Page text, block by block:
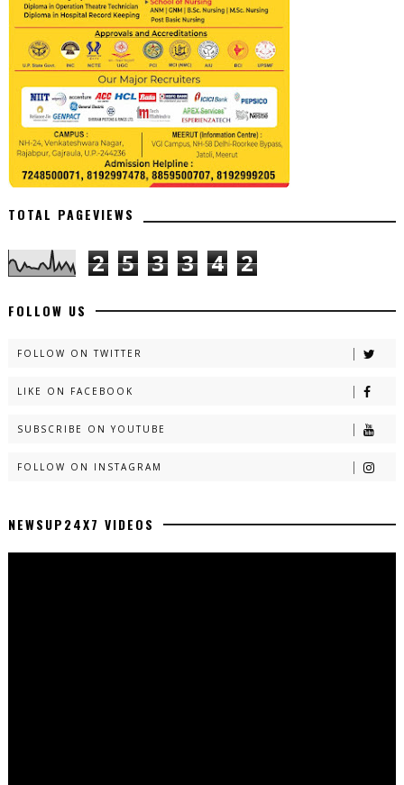
TOTAL PAGEVIEWS
2 5 3 3 4 2
FOLLOW US
FOLLOW ON TWITTER
LIKE ON FACEBOOK
SUBSCRIBE ON YOUTUBE
FOLLOW ON INSTAGRAM
NEWSUP24X7 VIDEOS